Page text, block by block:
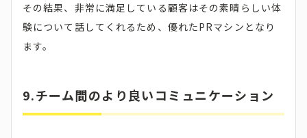
その結果、非常に満足している顧客はその素晴らしい体
験について話してくれるため、優れたPRマシンとなり
ます。
9.チーム間のより良いコミュニケーション